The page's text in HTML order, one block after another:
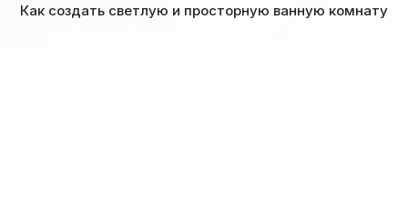
Как создать светлую и просторную ванную комнату